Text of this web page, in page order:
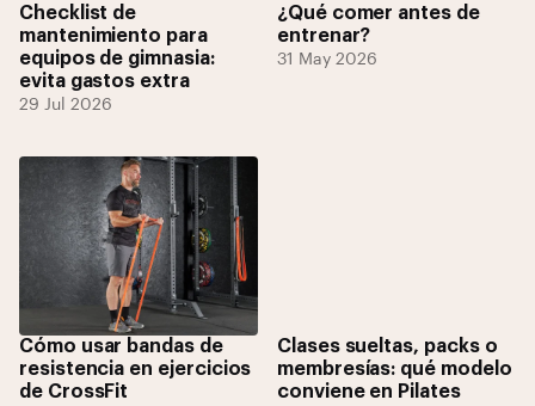
Checklist de
mantenimiento para
equipos de gimnasia:
evita gastos extra
29 Jul 2026
¿Qué comer antes de
entrenar?
31 May 2026
Cómo usar bandas de
resistencia en ejercicios
de CrossFit
Clases sueltas, packs o
membresías: qué modelo
conviene en Pilates